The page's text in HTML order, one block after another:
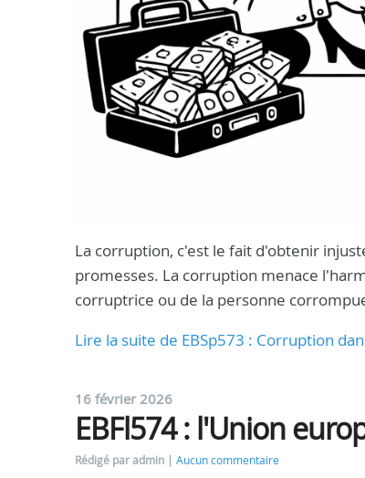
La corruption, c'est le fait d'obtenir
promesses. La corruption menace
corruptrice ou de la personne
Lire la suite de EBSp573 : Corruption
16 février 2026
EBFl574 : l'Union
Rédigé par admin
Aucun commentaire